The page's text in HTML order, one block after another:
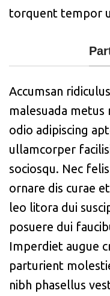
torquent tempor
Accumsan
malesuada
odio adipiscing
ullamcorper
sociosqu. Nec
ornare dis curae
leo litora dui
posuere dui
Imperdiet augue
parturient
nibh phasellus